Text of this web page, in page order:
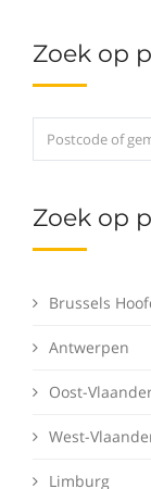
Zoek op
Zoek op
Brussels
Antwerpen
Oost-
West-
Limburg